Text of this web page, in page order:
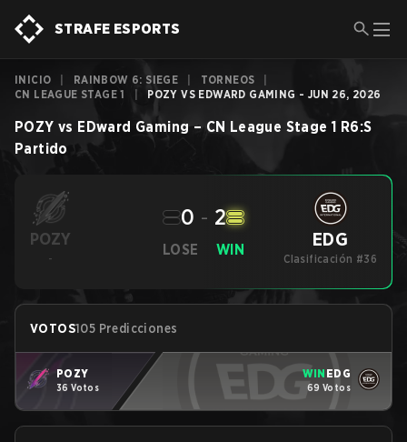
STRAFE ESPORTS
INICIO RAINBOW 6: SIEGE TORNEOS
CN LEAGUE STAGE 1
POZY VS EDWARD GAMING - JUN 26, 2026
POZY vs EDward Gaming– CN League Stage 1 R6:S
Partido
POZY
-
LOSE
0 - 2
WIN EDG
Clasificación #36
VOTOS105 Predicciones
POZY
36 Votos
WIN EDG
69 Votos